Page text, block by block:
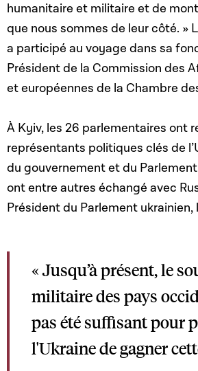
humanitaire et militaire et de
que nous sommes de leur côté. »
a participé au voyage dans sa
Président de la Commission des
et européennes de la Chambre
À Kyiv, les 26 parlementaires ont
représentants politiques clés de
du gouvernement et du
ont entre autres échangé avec
Président du Parlement ukrainien,
« Jusqu’à présent, le
militaire des pays
pas été suffisant pour
l'Ukraine de gagner